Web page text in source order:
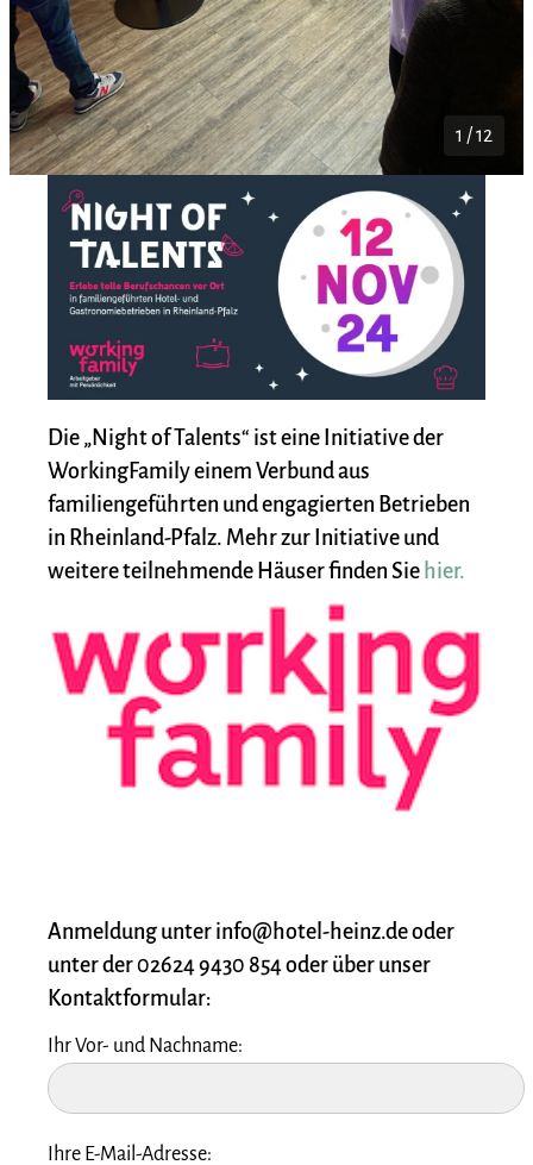
1 / 12
Die „Night of Talents“ ist eine Initiative der
WorkingFamily einem Verbund aus
familiengeführten und engagierten Betrieben
in Rheinland-Pfalz. Mehr zur Initiative und
weitere teilnehmende Häuser finden Sie hier.
Anmeldung unter info@hotel-heinz.de oder
unter der 02624 9430 854 oder über unser
Kontaktformular:
Ihr Vor- und Nachname:
Ihre E-Mail-Adresse: